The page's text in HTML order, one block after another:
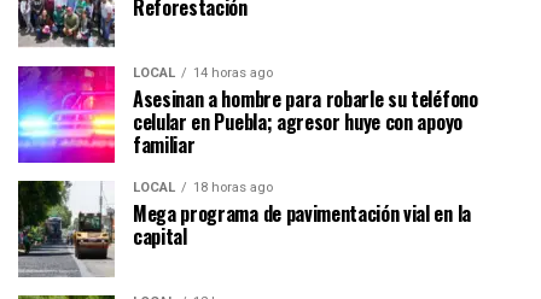
Reforestación
LOCAL 14 horas ago
Asesinan a hombre para robarle su teléfono
celular en Puebla; agresor huye con apoyo
familiar
LOCAL 18 horas ago
Mega programa de pavimentación vial en la
capital